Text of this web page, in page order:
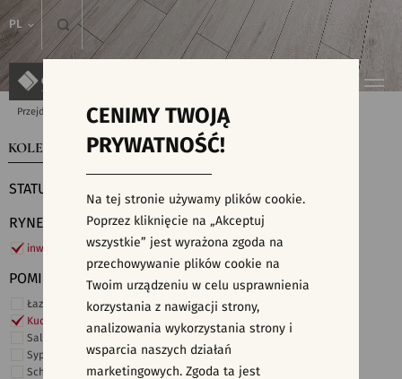
PL
Przejdź do strony głównej Kolekcje
KOLEKCJE WYSZUKIWARKA PŁYTEK
STATUS
RYNEK
inwestycje
POMIESZCZENIE
Łazienka
Kuchnia
Salon i hol
Sypialnia
Schody
CENIMY TWOJĄ
PRYWATNOŚĆ!
Na tej stronie używamy plików cookie.
Poprzez kliknięcie na „Akceptuj
wszystkie” jest wyrażona zgoda na
przechowywanie plików cookie na
Twoim urządzeniu w celu usprawnienia
korzystania z nawigacji strony,
analizowania wykorzystania strony i
wsparcia naszych działań
marketingowych. Zgoda ta jest